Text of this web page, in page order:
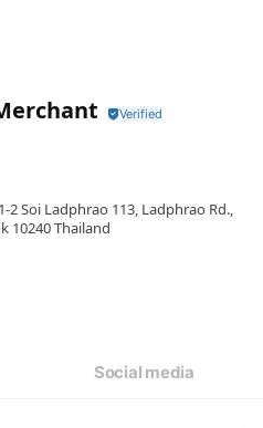
Soi Ladphrao 113, Ladphrao Rd.,
10240 Thailand
Social media